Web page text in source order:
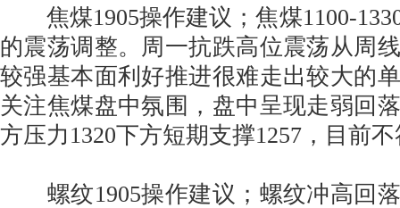
焦煤1905操作建议；焦煤1100-
的震荡调整。周一抗跌高位震荡从周
较强基本面利好推进很难走出较大的
关注焦煤盘中氛围，盘中呈现走弱回
方压力1320下方短期支撑1257，目前
螺纹1905操作建议；螺纹冲高回落